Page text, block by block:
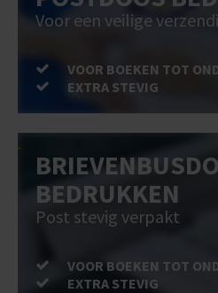
Voor een veilige
VOOR BOEKEN TOT
EXTRA STEVIG
BEDRUKKEN
Post stevig verpakt
VOOR BOEKEN TOT
EXTRA STEVIG